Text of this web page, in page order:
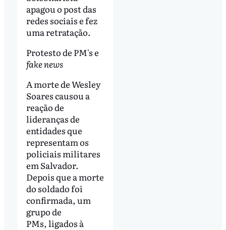
apagou o post das
redes sociais e fez
uma retratação.
Protesto de PM's e
fake news
A morte de Wesley
Soares causou a
reação de
lideranças de
entidades que
representam os
policiais militares
em Salvador.
Depois que a morte
do soldado foi
confirmada, um
grupo de
PMs, ligados à